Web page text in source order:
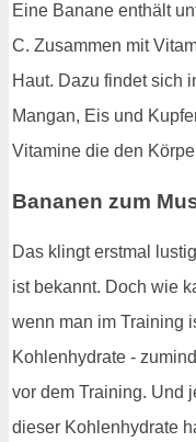
Eine Banane enthält
C. Zusammen mit
Haut. Dazu findet sich
Mangan, Eis und
Vitamine die den
Bananen zum
Das klingt erstmal
ist bekannt. Doch wie
wenn man im Training
Kohlenhydrate -
vor dem Training. Und
dieser Kohlenhydrate